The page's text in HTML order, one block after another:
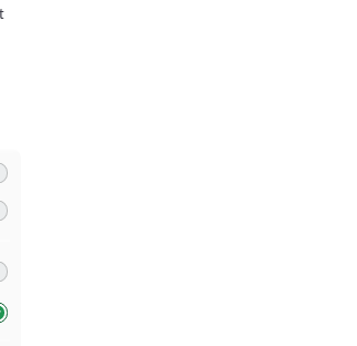
von oder Zugriff auf Informationen auf einem Endgerät
reduzierter Daten zur Auswahl von Werbeanzeigen